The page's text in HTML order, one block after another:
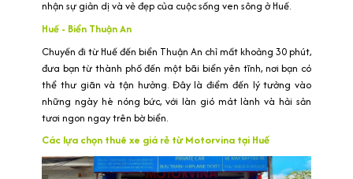
nhận sự giản dị và vẻ đẹp của cuộc sống ven sông ở Huế.
Huế - Biển Thuận An
Chuyến đi từ Huế đến biển Thuận An chỉ mất khoảng 30 phút,
đưa bạn từ thành phố đến một bãi biển yên tĩnh, nơi bạn có
thể thư giãn và tận hưởng. Đây là điểm đến lý tưởng vào
những ngày hè nóng bức, với làn gió mát lành và hải sản
tươi ngon ngay trên bờ biển.
Các lựa chọn thuê xe giá rẻ từ Motorvina tại Huế